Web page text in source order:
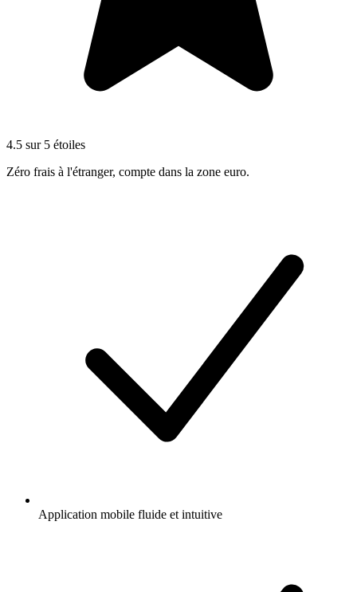
4.5 sur 5 étoiles
Zéro frais à l'étranger, compte dans la zone euro.
Application mobile fluide et intuitive